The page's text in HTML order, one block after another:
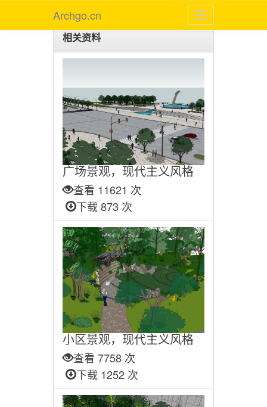
Archgo.cn
相关资料
广场景观，现代主义风格
查看 11621 次
下载 873 次
小区景观，现代主义风格
查看 7758 次
下载 1252 次